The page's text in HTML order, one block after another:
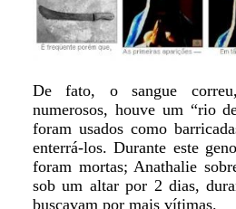
De fato, o sangue
numerosos, houve um “rio
foram usados como
enterrá-los. Durante este
foram mortas; Anathalie
sob um altar por 2 dias,
buscavam por mais vítimas.